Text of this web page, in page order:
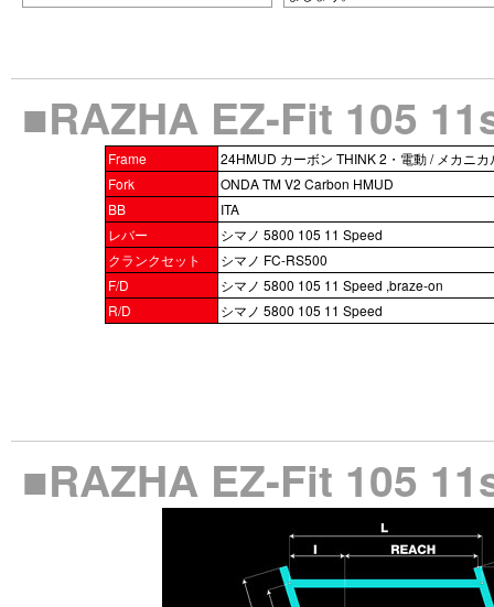
■RAZHA EZ-Fit 105
Frame
24HMUD カーボン THINK 2・電動 / メカニカ
Fork
ONDA TM V2 Carbon HMUD
BB
ITA
レバー
シマノ 5800 105 11 Speed
クランクセット
シマノ FC-RS500
F/D
シマノ 5800 105 11 Speed ,braze-on
R/D
シマノ 5800 105 11 Speed
■RAZHA EZ-Fit 105